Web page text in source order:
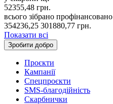
52355,48 грн.
всього зібрано профінансовано
354236,25 301880,77 грн.
Показати всі
Зробити добро
Проєкти
Кампанії
Спецпроєкти
SMS-благодійність
Скарбнички